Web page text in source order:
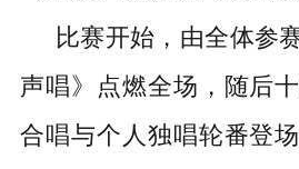
比赛开始，由全体参
声唱》点燃全场，随后
合唱与个人独唱轮番登